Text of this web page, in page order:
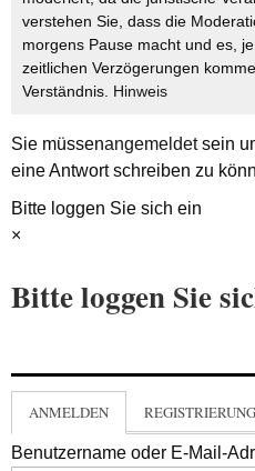
verstehen Sie, dass die
morgens Pause macht und es,
zeitlichen Verzögerungen
Verständnis. Hinweis
Sie müssenangemeldetsein
eine Antwort schreiben zu
Bitte loggen Sie sich ein
×
Bitte loggen Sie
ANMELDEN REGISTRIERUNG
Benutzername oder E-Mail-